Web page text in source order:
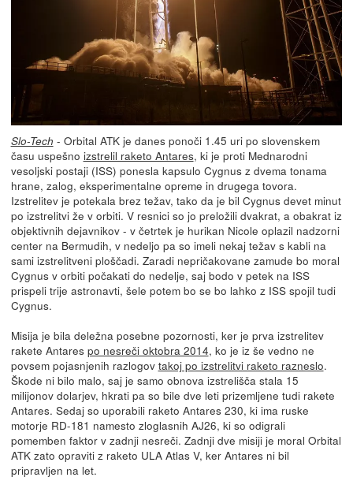
Slo-Tech - Orbital ATK je danes ponoči 1.45 uri po slovenskem
času uspešno izstrelil raketo Antares, ki je proti Mednarodni
vesoljski postaji (ISS) ponesla kapsulo Cygnus z dvema tonama
hrane, zalog, eksperimentalne opreme in drugega tovora.
Izstrelitev je potekala brez težav, tako da je bil Cygnus devet minut
po izstrelitvi že v orbiti. V resnici so jo preložili dvakrat, a obakrat iz
objektivnih dejavnikov - v četrtek je hurikan Nicole oplazil nadzorni
center na Bermudih, v nedeljo pa so imeli nekaj težav s kabli na
sami izstrelitveni ploščadi. Zaradi nepričakovane zamude bo moral
Cygnus v orbiti počakati do nedelje, saj bodo v petek na ISS
prispeli trije astronavti, šele potem bo se bo lahko z ISS spojil tudi
Cygnus.
Misija je bila deležna posebne pozornosti, ker je prva izstrelitev
rakete Antares po nesreči oktobra 2014, ko je iz še vedno ne
povsem pojasnjenih razlogov takoj po izstrelitvi raketo razneslo.
Škode ni bilo malo, saj je samo obnova izstrelišča stala 15
milijonov dolarjev, hkrati pa so bile dve leti prizemljene tudi rakete
Antares. Sedaj so uporabili raketo Antares 230, ki ima ruske
motorje RD-181 namesto zloglasnih AJ26, ki so odigrali
pomemben faktor v zadnji nesreči. Zadnji dve misiji je moral Orbital
ATK zato opraviti z raketo ULA Atlas V, ker Antares ni bil
pripravljen na let.